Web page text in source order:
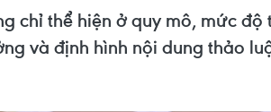
chỉ thể hiện ở quy mô, mức
và định hình nội dung thảo